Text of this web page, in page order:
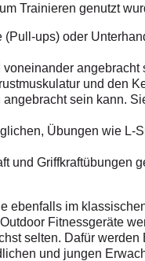
Trainieren genutzt
ups) oder
angebracht
und den
sein kann.
Übungen wie L-
und Griffkraftübungen
ebenfalls im
Fitnessgeräte
selten. Dafür werden
und jungen